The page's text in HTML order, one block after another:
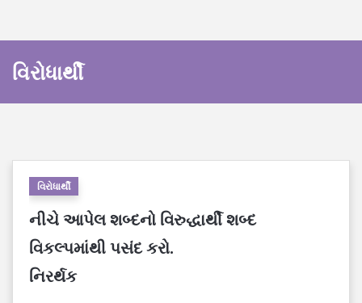
વિરોધાર્થી
વિરોધાર્થી
નીચે આપેલ શબ્દનો વિરુદ્ધાર્થી શબ્દ
વિકલ્પમાંથી પસંદ કરો.
નિરર્થક